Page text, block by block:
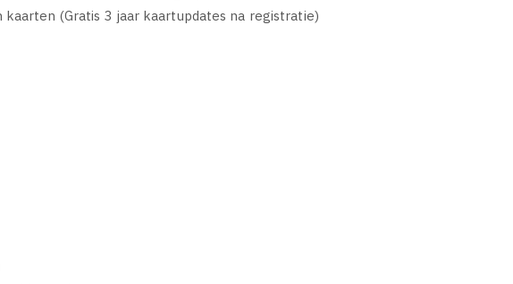
(Gratis 3 jaar kaartupdates na registratie)